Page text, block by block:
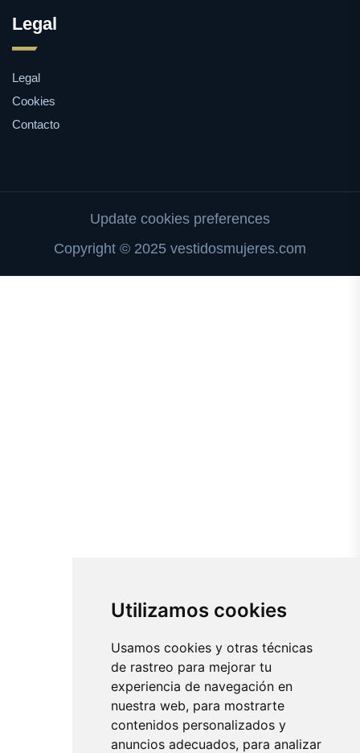
Utilizamos cookies
Usamos cookies y otras técnicas
de rastreo para mejorar tu
experiencia de navegación en
nuestra web, para mostrarte
contenidos personalizados y
anuncios adecuados, para analizar
Legal
Legal
Cookies
Contacto
Update cookies preferences
Copyright © 2025 vestidosmujeres.com